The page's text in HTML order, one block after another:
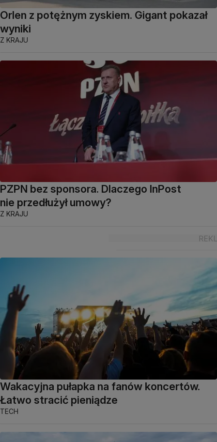
Orlen z potężnym zyskiem. Gigant pokazał
wyniki
Z KRAJU
PZPN bez sponsora. Dlaczego InPost
nie przedłużył umowy?
Z KRAJU
Wakacyjna pułapka na fanów koncertów.
Łatwo stracić pieniądze
TECH